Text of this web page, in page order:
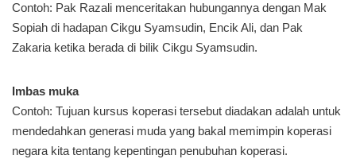
Contoh: Pak Razali menceritakan hubungannya dengan Mak
Sopiah di hadapan Cikgu Syamsudin, Encik Ali, dan Pak
Zakaria ketika berada di bilik Cikgu Syamsudin.
Imbas muka
Contoh: Tujuan kursus koperasi tersebut diadakan adalah untuk
mendedahkan generasi muda yang bakal memimpin koperasi
negara kita tentang kepentingan penubuhan koperasi.